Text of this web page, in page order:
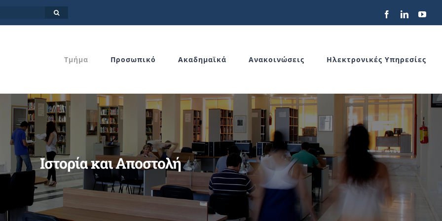
FacebookLinkedIn
Τμήμα Προσωπικό Ακαδημαϊκά Ανακοινώσεις Ηλεκτρονικές Υπηρεσίες
Ιστορία και Αποστολή